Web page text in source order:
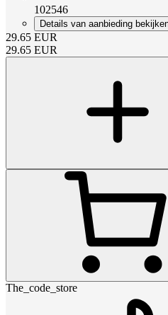
102546
Details van aanbieding
29.65 EUR
29.65 EUR
The_code_store